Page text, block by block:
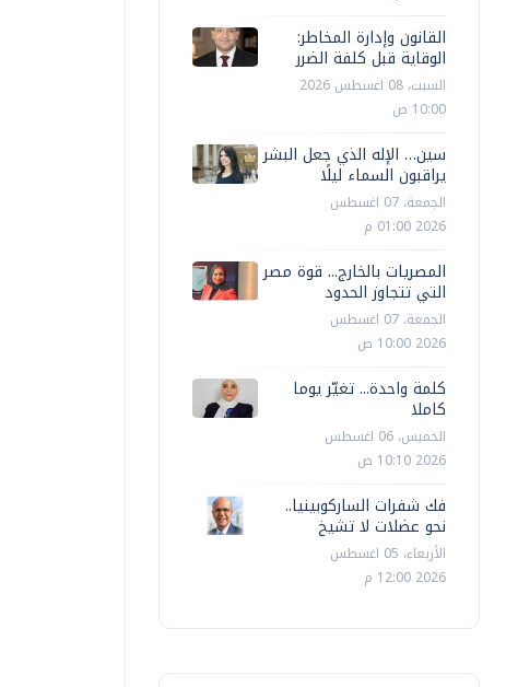
القانون وإدارة المخاطر:
الوقاية قبل كلفة الضرر
السبت، 08 اغسطس 2026
10:00 ص
سين… الإله الذي جعل البشر
يراقبون السماء ليلًا
الجمعة، 07 اغسطس
2026 01:00 م
المصريات بالخارج... قوة مصر
التي تتجاوز الحدود
الجمعة، 07 اغسطس
2026 10:00 ص
كلمة واحدة... تغيّر يوما
كاملا
الخميس، 06 اغسطس
2026 10:10 ص
فك شفرات الساركوبينيا..
نحو عضلات لا تشيخ
الأربعاء، 05 اغسطس
2026 12:00 م